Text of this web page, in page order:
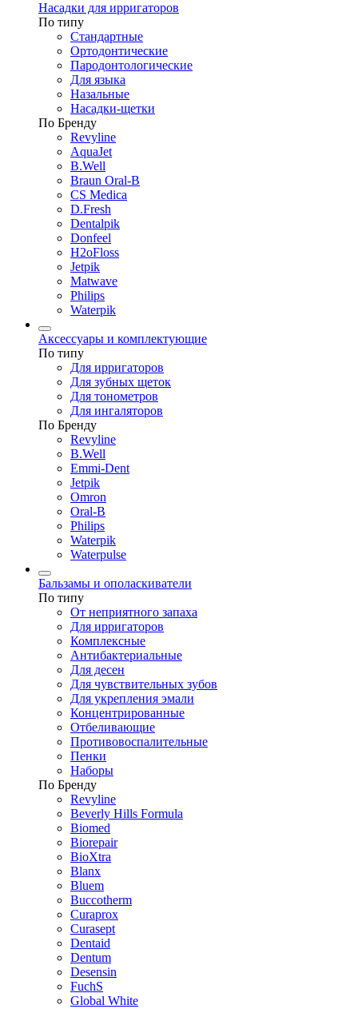
Насадки для ирригаторов
По типу
Стандартные
Ортодонтические
Пародонтологические
Для языка
Назальные
Насадки-щетки
По Бренду
Revyline
AquaJet
B.Well
Braun Oral-B
CS Medica
D.Fresh
Dentalpik
Donfeel
H2oFloss
Jetpik
Matwave
Philips
Waterpik
Аксессуары и комплектующие
По типу
Для ирригаторов
Для зубных щеток
Для тонометров
Для ингаляторов
По Бренду
Revyline
B.Well
Emmi-Dent
Jetpik
Omron
Oral-B
Philips
Waterpik
Waterpulse
Бальзамы и ополаскиватели
По типу
От неприятного запаха
Для ирригаторов
Комплексные
Антибактериальные
Для десен
Для чувствительных зубов
Для укрепления эмали
Концентрированные
Отбеливающие
Противовоспалительные
Пенки
Наборы
По Бренду
Revyline
Beverly Hills Formula
Biomed
Biorepair
BioXtra
Blanx
Bluem
Buccotherm
Curaprox
Curasept
Dentaid
Dentum
Desensin
FuchS
Global White